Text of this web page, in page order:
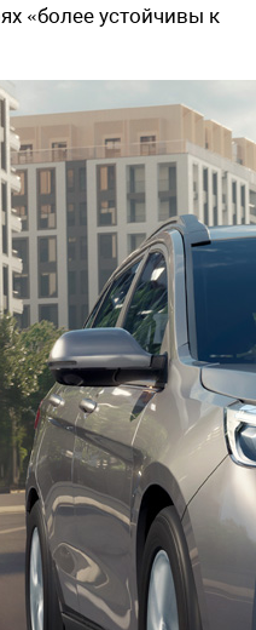
«более устойчивы к